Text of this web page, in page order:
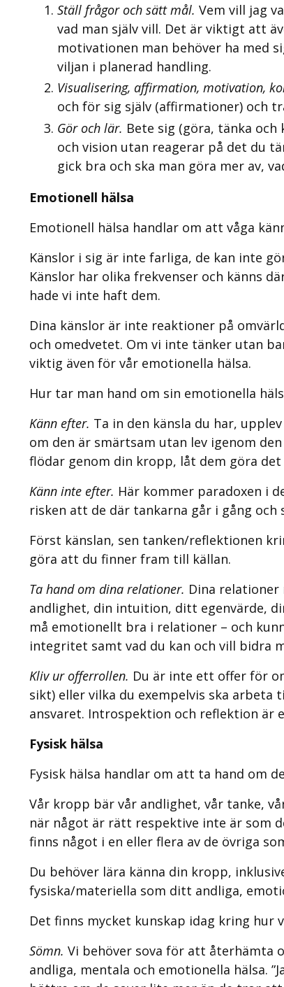
Ställ frågor och sätt mål. Vem vill jag
vad man själv vill. Det är viktigt att
motivationen man behöver ha med
viljan i planerad handling.
Visualisering, affirmation, motivation,
och för sig själv (affirmationer) och
Gör och lär. Bete sig (göra, tänka
och vision utan reagerar på det du
gick bra och ska man göra mer av,
Emotionell hälsa
Emotionell hälsa handlar om att våga
Känslor i sig är inte farliga, de kan inte
Känslor har olika frekvenser och känns
hade vi inte haft dem.
Dina känslor är inte reaktioner på
och omedvetet. Om vi inte tänker utan
viktig även för vår emotionella hälsa.
Hur tar man hand om sin emotionella
Känn efter. Ta in den känsla du har,
om den är smärtsam utan lev igenom
flödar genom din kropp, låt dem göra
Känn inte efter. Här kommer paradoxen i
risken att de där tankarna går i gång
Först känslan, sen tanken/reflektionen
göra att du finner fram till källan.
Ta hand om dina relationer. Dina relationer
andlighet, din intuition, ditt egenvärde,
må emotionellt bra i relationer – och
integritet samt vad du kan och vill bidra
Kliv ur offerrollen. Du är inte ett offer för
sikt) eller vilka du exempelvis ska
ansvaret. Introspektion och reflektion är
Fysisk hälsa
Fysisk hälsa handlar om att ta hand om
Vår kropp bär vår andlighet, vår tanke,
när något är rätt respektive inte är som
finns något i en eller flera av de övriga
Du behöver lära känna din kropp,
fysiska/materiella som ditt andliga,
Det finns mycket kunskap idag kring hur
Sömn. Vi behöver sova för att återhämta
andliga, mentala och emotionella hälsa.